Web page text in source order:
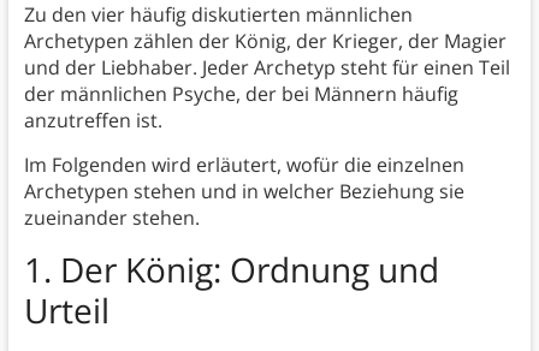
Zu den vier häufig diskutierten männlichen
Archetypen zählen der König, der Krieger, der Magier
und der Liebhaber. Jeder Archetyp steht für einen Teil
der männlichen Psyche, der bei Männern häufig
anzutreffen ist.
Im Folgenden wird erläutert, wofür die einzelnen
Archetypen stehen und in welcher Beziehung sie
zueinander stehen.
1. Der König: Ordnung und
Urteil